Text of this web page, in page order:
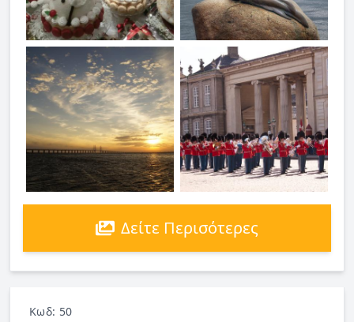
Δείτε Περισότερες
Κωδ: 50